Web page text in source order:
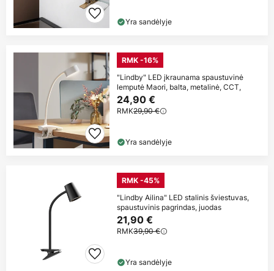
Yra sandėlyje
RMK -16%
"Lindby" LED įkraunama spaustuvinė
lemputė Maori, balta, metalinė, CCT,
24,90 €
RMK29,90 €
Yra sandėlyje
RMK -45%
"Lindby Ailina" LED stalinis šviestuvas,
spaustuvinis pagrindas, juodas
21,90 €
RMK39,90 €
Yra sandėlyje